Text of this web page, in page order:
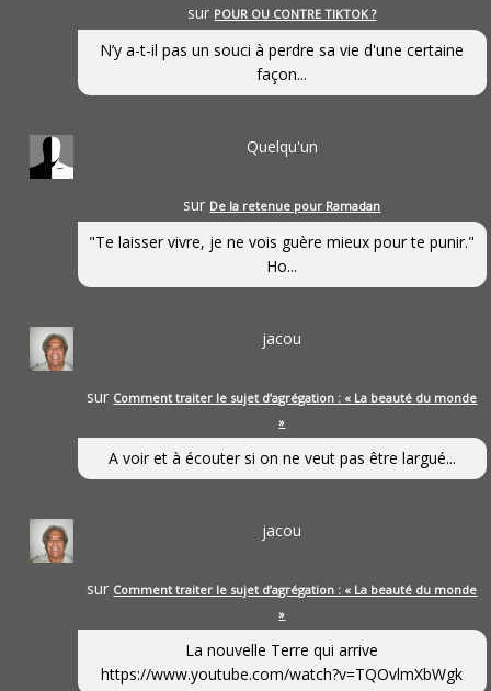
sur POUR OU CONTRE TIKTOK ?
N’y a-t-il pas un souci à perdre sa vie d'une certaine
façon...
Quelqu'un
sur De la retenue pour Ramadan
"Te laisser vivre, je ne vois guère mieux pour te punir."
Ho...
jacou
sur Comment traiter le sujet d’agrégation : « La beauté du monde
»
A voir et à écouter si on ne veut pas être largué...
jacou
sur Comment traiter le sujet d’agrégation : « La beauté du monde
»
La nouvelle Terre qui arrive
https://www.youtube.com/watch?v=TQOvlmXbWgk